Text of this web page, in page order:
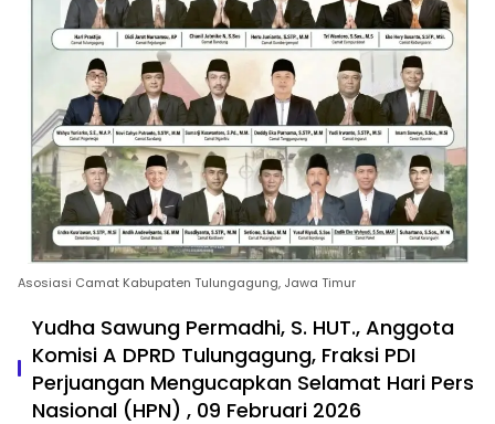
Asosiasi Camat Kabupaten Tulungagung, Jawa Timur
Yudha Sawung Permadhi, S. HUT., Anggota
Komisi A DPRD Tulungagung, Fraksi PDI
Perjuangan Mengucapkan Selamat Hari Pers
Nasional (HPN) , 09 Februari 2026